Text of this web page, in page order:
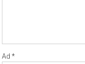
Ad*